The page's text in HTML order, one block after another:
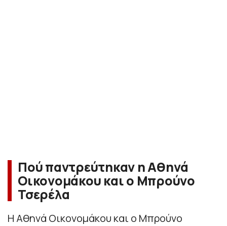
Πού παντρεύτηκαν η Αθηνά
Οικονομάκου και ο Μπρούνο
Τσερέλα
Η Αθηνά Οικονομάκου και ο Μπρούνο